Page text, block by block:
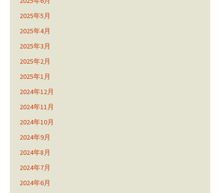
2025年5月
2025年4月
2025年3月
2025年2月
2025年1月
2024年12月
2024年11月
2024年10月
2024年9月
2024年8月
2024年7月
2024年6月